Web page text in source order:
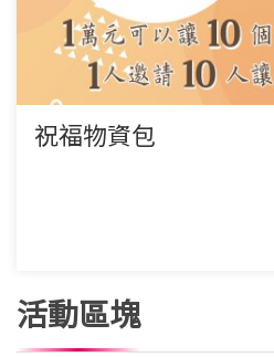
祝福物資包
活動區塊